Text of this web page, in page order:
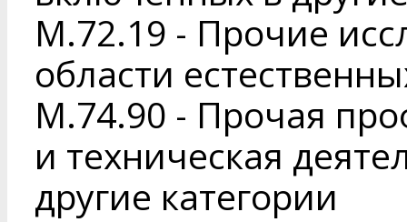
M.72.19 - Прочие
области
M.74.90 - Прочая
и техническая
другие категории